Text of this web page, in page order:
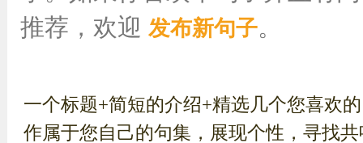
推荐，欢迎 发布新句子。
一个标题+简短的介绍+精选几个您喜欢
作属于您自己的句集，展现个性，寻找